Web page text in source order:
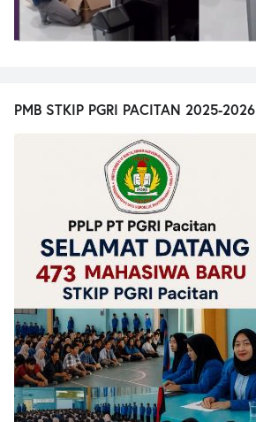
PMB STKIP PGRI PACITAN 2025-2026